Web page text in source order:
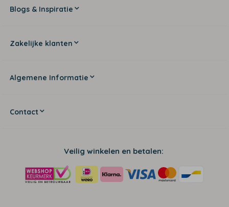
Blogs & Inspiratie
Zakelijke klanten
Algemene Informatie
Contact
Veilig winkelen en betalen: